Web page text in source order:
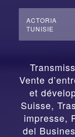
ACTORIA
TUNISIE
Vente
et
Suisse,
impresse,
del